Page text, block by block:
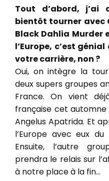
Tout d’abord, j’ai
bientôt tourner avec
Black Dahlia Murder
l’Europe, c’est
votre carrière, non ?
Oui, on intègre la
deux supers groupes
France. On vient
française cet
Angelus Apatrida. Et
l’Europe avec eux
Ensuite, l’autre
prendra le relais sur
à notre place à la fin…